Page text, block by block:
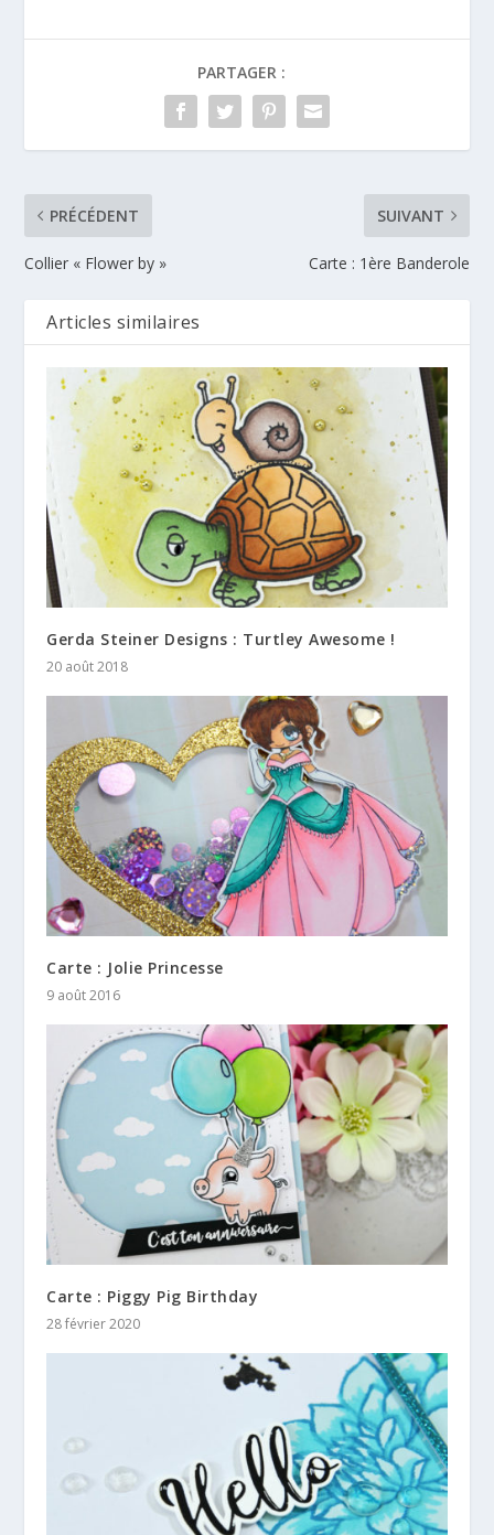
PARTAGER :
PRÉCÉDENT
Collier « Flower by »
SUIVANT
Carte : 1ère Banderole
Articles similaires
Gerda Steiner Designs : Turtley Awesome !
20 août 2018
Carte : Jolie Princesse
9 août 2016
Carte : Piggy Pig Birthday
28 février 2020